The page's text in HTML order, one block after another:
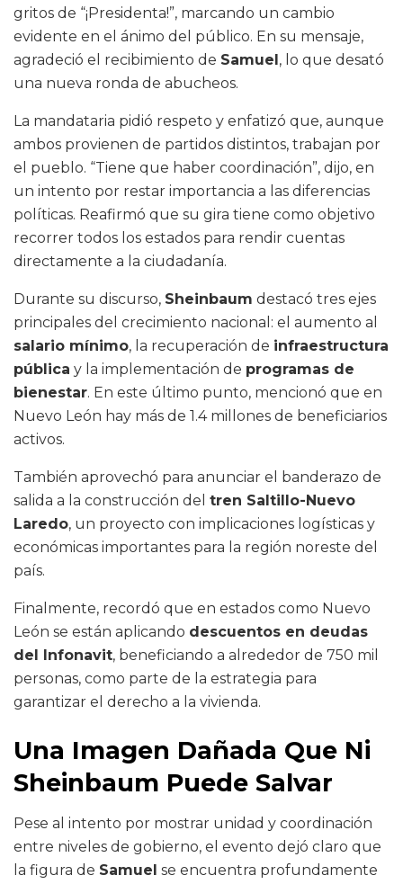
gritos de “¡Presidenta!”, marcando un cambio
evidente en el ánimo del público. En su mensaje,
agradeció el recibimiento de Samuel , lo que desató
una nueva ronda de abucheos.
La mandataria pidió respeto y enfatizó que, aunque
ambos provienen de partidos distintos, trabajan por
el pueblo. “Tiene que haber coordinación”, dijo, en
un intento por restar importancia a las diferencias
políticas. Reafirmó que su gira tiene como objetivo
recorrer todos los estados para rendir cuentas
directamente a la ciudadanía.
Durante su discurso, Sheinbaum destacó tres ejes
principales del crecimiento nacional: el aumento al
salario mínimo, la recuperación de infraestructura
pública y la implementación de programas de
bienestar. En este último punto, mencionó que en
Nuevo León hay más de 1.4 millones de beneficiarios
activos.
También aprovechó para anunciar el banderazo de
salida a la construcción del tren Saltillo-Nuevo
Laredo, un proyecto con implicaciones logísticas y
económicas importantes para la región noreste del
país.
Finalmente, recordó que en estados como Nuevo
León se están aplicando descuentos en deudas
del Infonavit, beneficiando a alrededor de 750 mil
personas, como parte de la estrategia para
garantizar el derecho a la vivienda.
Una Imagen Dañada Que Ni
Sheinbaum Puede Salvar
Pese al intento por mostrar unidad y coordinación
entre niveles de gobierno, el evento dejó claro que
la figura de Samuel se encuentra profundamente